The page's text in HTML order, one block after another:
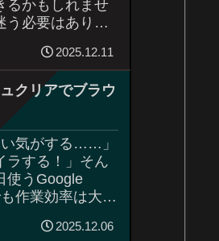
るかもしれませ
う必要はありま
ルなんで
2025.12.11
クリアでブラウ
い気がする……」
ラする！」そん
使うGoogle
作業効率は大き
2025.12.06